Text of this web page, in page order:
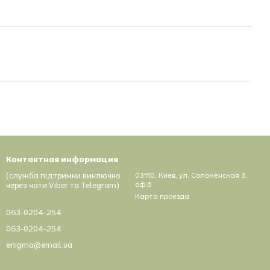
Контактная информация
(служба підтримки виключно
через чати Viber та Telegram)
063-0204-254
063-0204-254
enigma@email.ua
03110, Киев, ул. Соломенская 3,
оф.6
Карта проезда